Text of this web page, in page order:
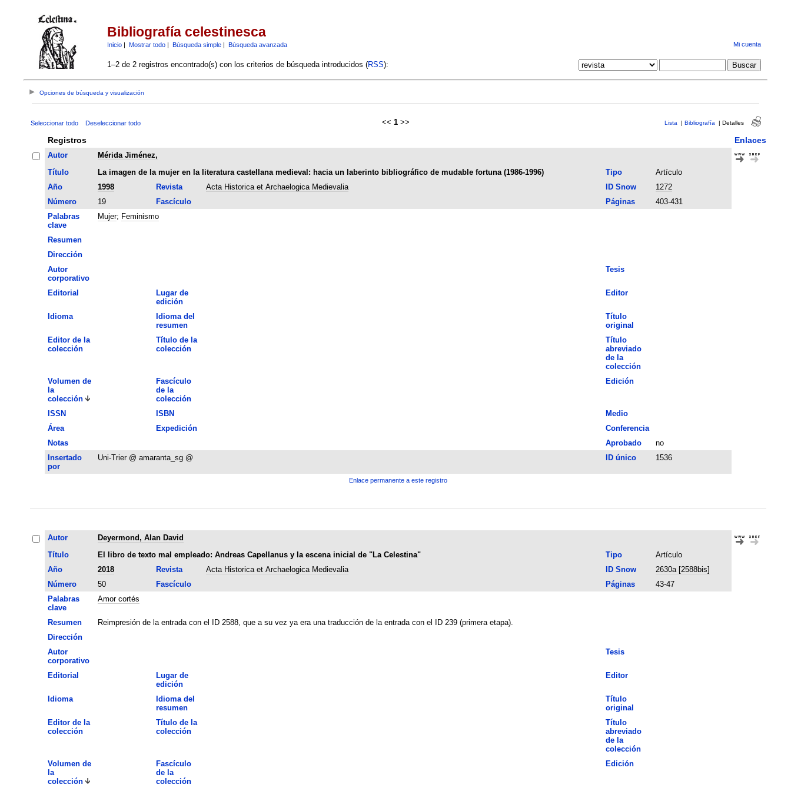
Bibliografía celestinesca
Inicio| Mostrar todo| Búsqueda simple| Búsqueda avanzada Mi cuenta
1–2 de 2 registros encontrado(s) con los criterios de búsqueda introducidos (RSS):
Opciones de búsqueda y visualización
Seleccionar todo Deseleccionar todo << 1 >> Lista | Bibliografía | Detalles
Registros Enlaces
Autor
Mérida Jiménez,
Título
La imagen de la mujer en la literatura castellana medieval: hacia un laberinto bibliográfico de mudable fortuna (1986-1996) Tipo
Artículo
Año
1998 Revista Acta Historica et Archaelogica Medievalia ID Snow
1272
Número
19 Fascículo Páginas
403-431
Palabras
clave
Mujer; Feminismo
Resumen
Dirección
Autor
corporativo
Tesis
Editorial
Lugar de
edición
Editor
Idioma
Idioma del
resumen
Título
original
Editor de la
colección
Título de la
colección
Título
abreviado
de la
colección
Volumen de
la
colección
Fascículo
de la
colección
Edición
ISSN ISBN
Medio
Área
Expedición
Conferencia
Notas
Aprobado
no
Insertado
por
Uni-Trier @ amaranta_sg @ ID único 1536
Enlace permanente a este registro
Autor
Deyermond, Alan David
Título
El libro de texto mal empleado: Andreas Capellanus y la escena inicial de "La Celestina" Tipo
Artículo
Año
2018 Revista Acta Historica et Archaelogica Medievalia ID Snow
2630a [2588bis]
Número
50 Fascículo Páginas
43-47
Palabras
clave
Amor cortés
Resumen
Reimpresión de la entrada con el ID 2588, que a su vez ya era una traducción de la entrada con el ID 239 (primera etapa).
Dirección
Autor
corporativo
Tesis
Editorial
Lugar de
edición
Editor
Idioma
Idioma del
resumen
Título
original
Editor de la
colección
Título de la
colección
Título
abreviado
de la
colección
Volumen de
la
colección
Fascículo
de la
colección
Edición